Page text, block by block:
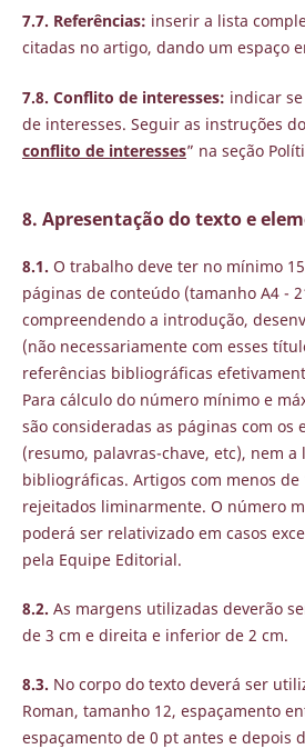
7.7. Referências: inserir a lista
citadas no artigo, dando um espaço
7.8. Conflito de interesses: indicar
de interesses. Seguir as instruções
conflito de interesses” na seção
8. Apresentação do texto e
8.1. O trabalho deve ter no mínimo
páginas de conteúdo (tamanho A4 -
compreendendo a introdução,
(não necessariamente com esses
referências bibliográficas
Para cálculo do número mínimo e
são consideradas as páginas com os
(resumo, palavras-chave, etc), nem
bibliográficas. Artigos com menos de
rejeitados liminarmente. O número
poderá ser relativizado em casos
pela Equipe Editorial.
8.2. As margens utilizadas deverão
de 3 cm e direita e inferior de 2 cm.
8.3. No corpo do texto deverá ser
Roman, tamanho 12, espaçamento
espaçamento de 0 pt antes e depois